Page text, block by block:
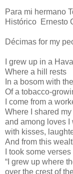
Para mi hermano
Histórico Ernesto
Décimas for my
I grew up in a
Where a hill rests
In a bosom with
Of a tobacco-
I come from a
Where I shared my
and among loves I
with kisses,
And from this
I took some
“I grew up where
over the crest of